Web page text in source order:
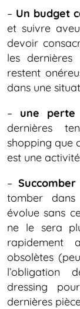
– Un budget
et suivre
devoir
les
restent
dans une
– une
dernières
shopping que
est une
–
tomber
évolue sans
ne le sera
rapidement
obsolètes
l’obligation
dressing
dernières